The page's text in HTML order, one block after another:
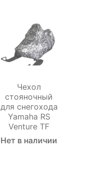
Чехол
стояночный
для снегохода
Yamaha RS
Venture TF
Нет в наличии